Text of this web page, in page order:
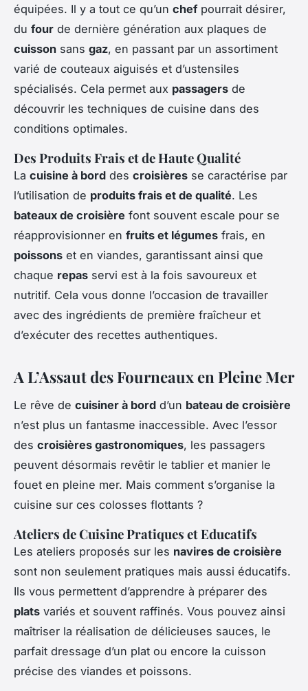
équipées. Il y a tout ce qu’un chefpourrait désirer,
du four de dernière génération aux plaques de
cuisson sans gaz, en passant par un assortiment
varié de couteaux aiguisés et d’ustensiles
spécialisés. Cela permet aux passagers de
découvrir les techniques de cuisine dans des
conditions optimales.
Des Produits Frais et de Haute Qualité
La cuisine à bord des croisières se caractérise par
l’utilisation de produits frais et de qualité. Les
bateaux de croisière font souvent escale pour se
réapprovisionner en fruits et légumes frais, en
poissons et en viandes, garantissant ainsi que
chaque repas servi est à la fois savoureux et
nutritif. Cela vous donne l’occasion de travailler
avec des ingrédients de première fraîcheur et
d’exécuter des recettes authentiques.
A L’Assaut des Fourneaux en Pleine Mer
Le rêve de cuisiner à bord d’un bateau de croisière
n’est plus un fantasme inaccessible. Avec l’essor
des croisières gastronomiques, les passagers
peuvent désormais revêtir le tablier et manier le
fouet en pleine mer. Mais comment s’organise la
cuisine sur ces colosses flottants ?
Ateliers de Cuisine Pratiques et Educatifs
Les ateliers proposés sur les navires de croisière
sont non seulement pratiques mais aussi éducatifs.
Ils vous permettent d’apprendre à préparer des
plats variés et souvent raffinés. Vous pouvez ainsi
maîtriser la réalisation de délicieuses sauces, le
parfait dressage d’un plat ou encore la cuisson
précise des viandes et poissons.